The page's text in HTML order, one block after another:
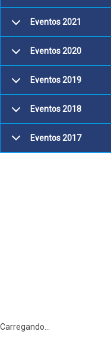
Eventos 2021
Eventos 2020
Eventos 2019
Eventos 2018
Eventos 2017
Carregando...